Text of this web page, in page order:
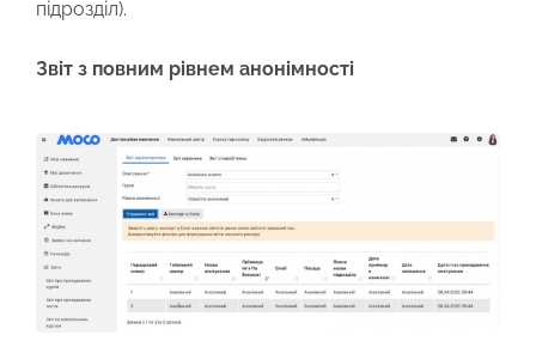
підрозділ).
Звіт з повним рівнем анонімності